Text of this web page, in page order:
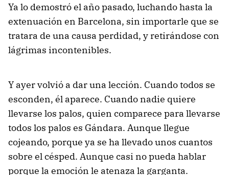
Ya lo demostró el año pasado, luchando hasta la
extenuación en Barcelona, sin importarle que se
tratara de una causa perdidad, y retirándose con
lágrimas incontenibles.
Y ayer volvió a dar una lección. Cuando todos se
esconden, él aparece. Cuando nadie quiere
llevarse los palos, quien comparece para llevarse
todos los palos es Gándara. Aunque llegue
cojeando, porque ya se ha llevado unos cuantos
sobre el césped. Aunque casi no pueda hablar
porque la emoción le atenaza la garganta.